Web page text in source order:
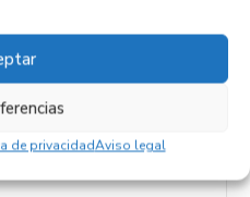
de privacidadAviso legal
INTERIOR
VII BERLINA (BQ1/BE2)